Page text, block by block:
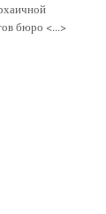
бюро <...>